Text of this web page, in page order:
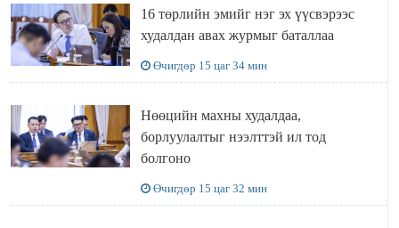
16 төрлийн эмийг нэг эх үүсвэрээс
худалдан авах журмыг баталлаа
Өчигдөр 15 цаг 34 мин
Нөөцийн махны худалдаа,
борлуулалтыг нээлттэй ил тод
болгоно
Өчигдөр 15 цаг 32 мин